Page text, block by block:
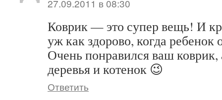
27.09.2011 в 08:30
Коврик — это супер вещь! И
уж как здорово, когда ребенок
Очень понравился ваш
деревья и котенок 😉
Ответить